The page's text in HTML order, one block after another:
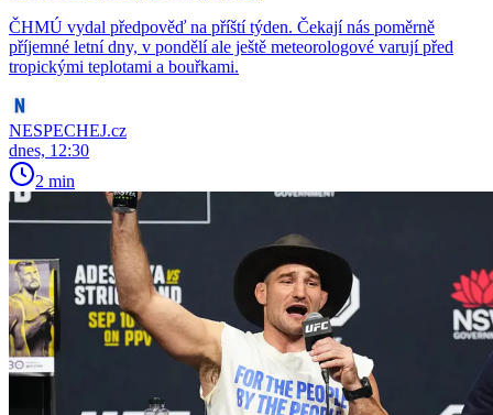
ČHMÚ vydal předpověď na příští týden. Čekají nás poměrně
příjemné letní dny, v pondělí ale ještě meteorologové varují před
tropickými teplotami a bouřkami.
NESPECHEJ.cz
dnes, 12:30
2 min